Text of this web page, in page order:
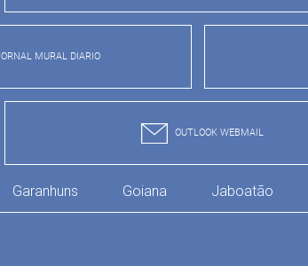
MURAL DIARIO
OUTLOOK WEBMAIL
Garanhuns Goiana Jaboatão